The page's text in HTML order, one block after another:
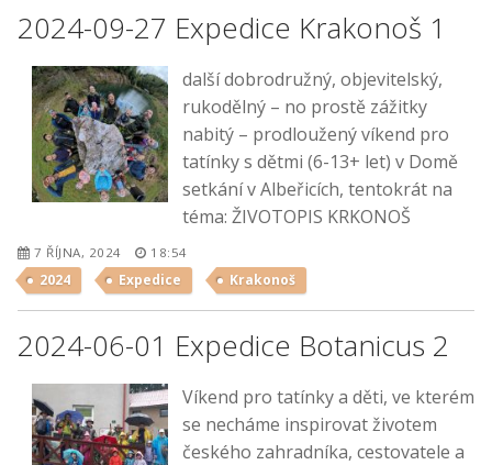
2024-09-27 Expedice Krakonoš 1
další dobrodružný, objevitelský,
rukodělný – no prostě zážitky
nabitý – prodloužený víkend pro
tatínky s dětmi (6-13+ let) v Domě
setkání v Albeřicích, tentokrát na
téma: ŽIVOTOPIS KRKONOŠ
7 ŘÍJNA, 2024 18:54
2024 Expedice Krakonoš
2024-06-01 Expedice Botanicus 2
Víkend pro tatínky a děti, ve kterém
se necháme inspirovat životem
českého zahradníka, cestovatele a